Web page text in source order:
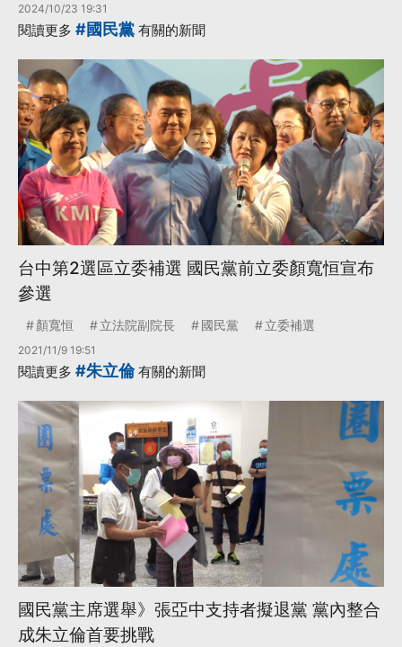
2024/10/23 19:31
閱讀更多 #國民黨 有關的新聞
台中第2選區立委補選 國民黨前立委顏寬恒宣布
參選
顏寬恒 立法院副院長 國民黨 立委補選
2021/11/9 19:51
閱讀更多 #朱立倫有關的新聞
國民黨主席選舉》張亞中支持者擬退黨 黨內整合
成朱立倫首要挑戰